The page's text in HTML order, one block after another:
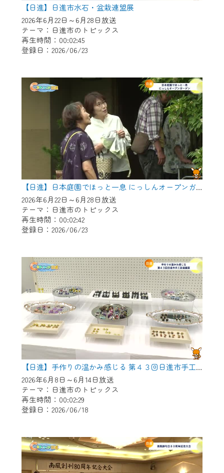
【日進】日進市水石・盆栽連盟展
2026年6月22日～6月28日放送
テーマ：日進市のトピックス
再生時間：00:02:45
登録日：2026/06/23
【日進】日本庭園でほっと一息 にっしんオープンガーデン
2026年6月22日～6月28日放送
テーマ：日進市のトピックス
再生時間：00:02:42
登録日：2026/06/23
【日進】手作りの温かみ感じる 第４３回日進市手工芸連盟展
2026年6月8日～6月14日放送
テーマ：日進市のトピックス
再生時間：00:02:29
登録日：2026/06/18
＜メンテナンス情報＞
CCNetWebTVのリニューアルにともないメ
ンテナンス作業を予定しています。
作業の間は、CCNetWebTVの画面が「メン
テナンス中」になり、ご利用いただけませ
ご不便をおかけいたしますが、ご了承の程
よろしくお願いいたします。